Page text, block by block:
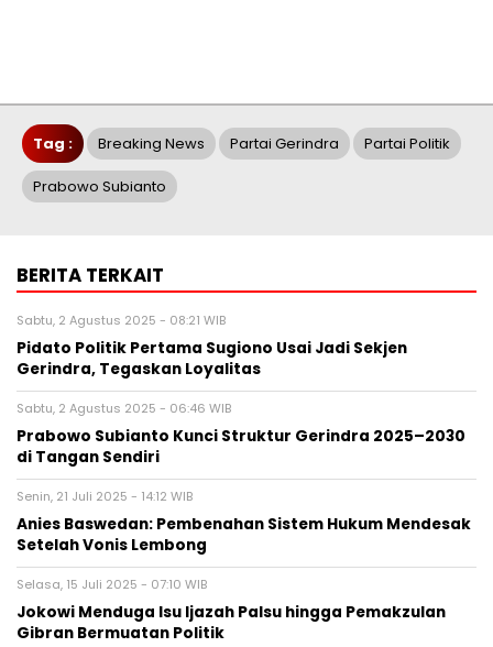
Tag : Breaking News Partai Gerindra Partai Politik
Prabowo Subianto
BERITA TERKAIT
Sabtu, 2 Agustus 2025 - 08:21 WIB
Pidato Politik Pertama Sugiono Usai Jadi Sekjen
Gerindra, Tegaskan Loyalitas
Sabtu, 2 Agustus 2025 - 06:46 WIB
Prabowo Subianto Kunci Struktur Gerindra 2025–2030
di Tangan Sendiri
Senin, 21 Juli 2025 - 14:12 WIB
Anies Baswedan: Pembenahan Sistem Hukum Mendesak
Setelah Vonis Lembong
Selasa, 15 Juli 2025 - 07:10 WIB
Jokowi Menduga Isu Ijazah Palsu hingga Pemakzulan
Gibran Bermuatan Politik